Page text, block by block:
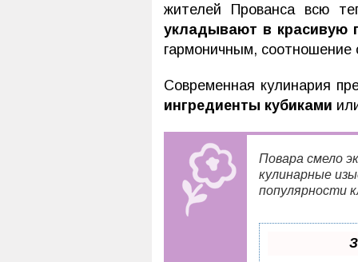
жителей Прованса всю
укладывают в красивую
гармоничным,
Современная кулинария
ингредиенты кубиками
Повара смело
кулинарные
популярности